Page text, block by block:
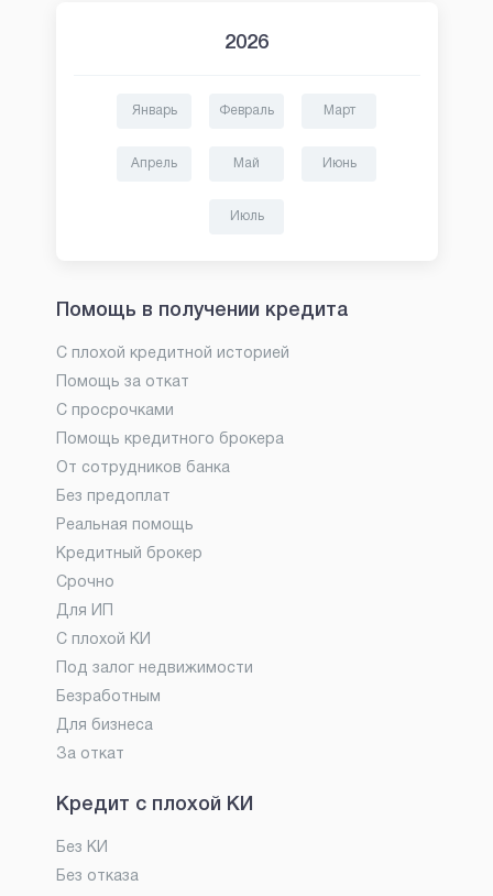
2026
Январь Февраль Март
Апрель Май Июнь
Июль
Помощь в получении кредита
С плохой кредитной историей
Помощь за откат
С просрочками
Помощь кредитного брокера
От сотрудников банка
Без предоплат
Реальная помощь
Кредитный брокер
Срочно
Для ИП
С плохой КИ
Под залог недвижимости
Безработным
Для бизнеса
За откат
Кредит с плохой КИ
Без КИ
Без отказа